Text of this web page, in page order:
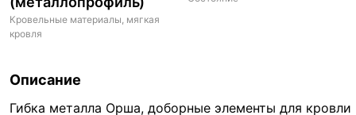
Кровельные материалы, мягкая
кровля
Описание
Гибка металла Орша, доборные элементы для кровли